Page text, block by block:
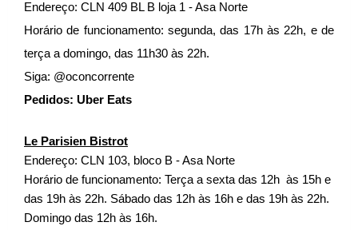
Endereço: CLN 409 BL B loja 1 - Asa Norte
Horário de funcionamento: segunda, das 17h às 22h, e de
terça a domingo, das 11h30 às 22h.
Siga: @oconcorrente
Pedidos: Uber Eats
Le Parisien Bistrot
Endereço: CLN 103, bloco B - Asa Norte
Horário de funcionamento: Terça a sexta das 12h  às 15h e
das 19h às 22h. Sábado das 12h às 16h e das 19h às 22h.
Domingo das 12h às 16h.